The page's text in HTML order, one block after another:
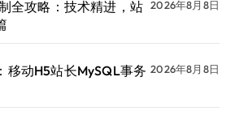
全攻略：技术精进，站 2026年8月8日
移动H5站长MySQL事务 2026年8月8日